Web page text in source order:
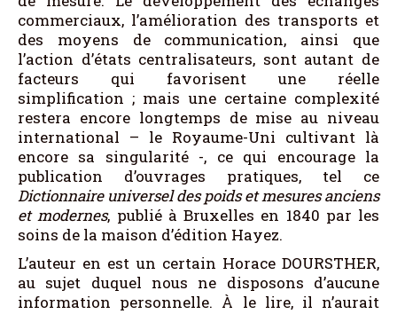
commerciaux, l’amélioration des transports et
des moyens de communication, ainsi que
l’action d’états centralisateurs, sont autant de
facteurs qui favorisent une réelle
simplification ; mais une certaine complexité
restera encore longtemps de mise au niveau
international – le Royaume-Uni cultivant là
encore sa singularité -, ce qui encourage la
publication d’ouvrages pratiques, tel ce
Dictionnaire universel des poids et mesures anciens
et modernes, publié à Bruxelles en 1840 par les
soins de la maison d’édition Hayez.
L’auteur en est un certain Horace DOURSTHER,
au sujet duquel nous ne disposons d’aucune
information personnelle. À le lire, il n’aurait